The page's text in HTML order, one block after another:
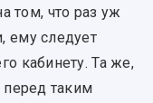
том, что раз уж
ему следует
кабинету. Та же,
перед таким